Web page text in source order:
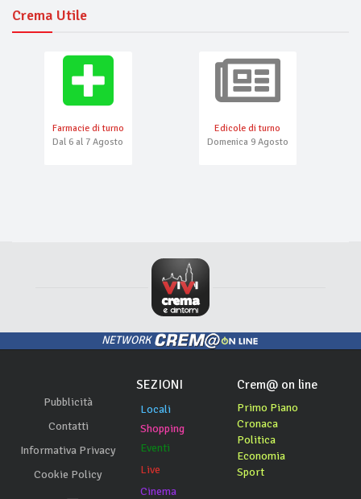
Crema Utile
Farmacie di turno
Dal 6 al 7 Agosto
Edicole di turno
Domenica 9 Agosto
NETWORK
Pubblicità
Contatti
Informativa Privacy
Cookie Policy
SEZIONI
Locali
Shopping
Eventi
Live
Cinema
Crem@ on line
Primo Piano
Cronaca
Politica
Economia
Sport